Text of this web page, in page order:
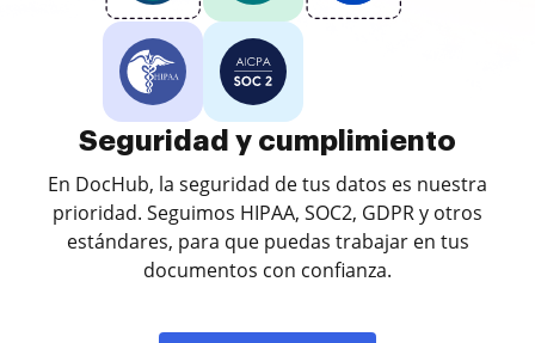
Seguridad y cumplimiento
En DocHub, la seguridad de tus datos es nuestra
prioridad. Seguimos HIPAA, SOC2, GDPR y otros
estándares, para que puedas trabajar en tus
documentos con confianza.